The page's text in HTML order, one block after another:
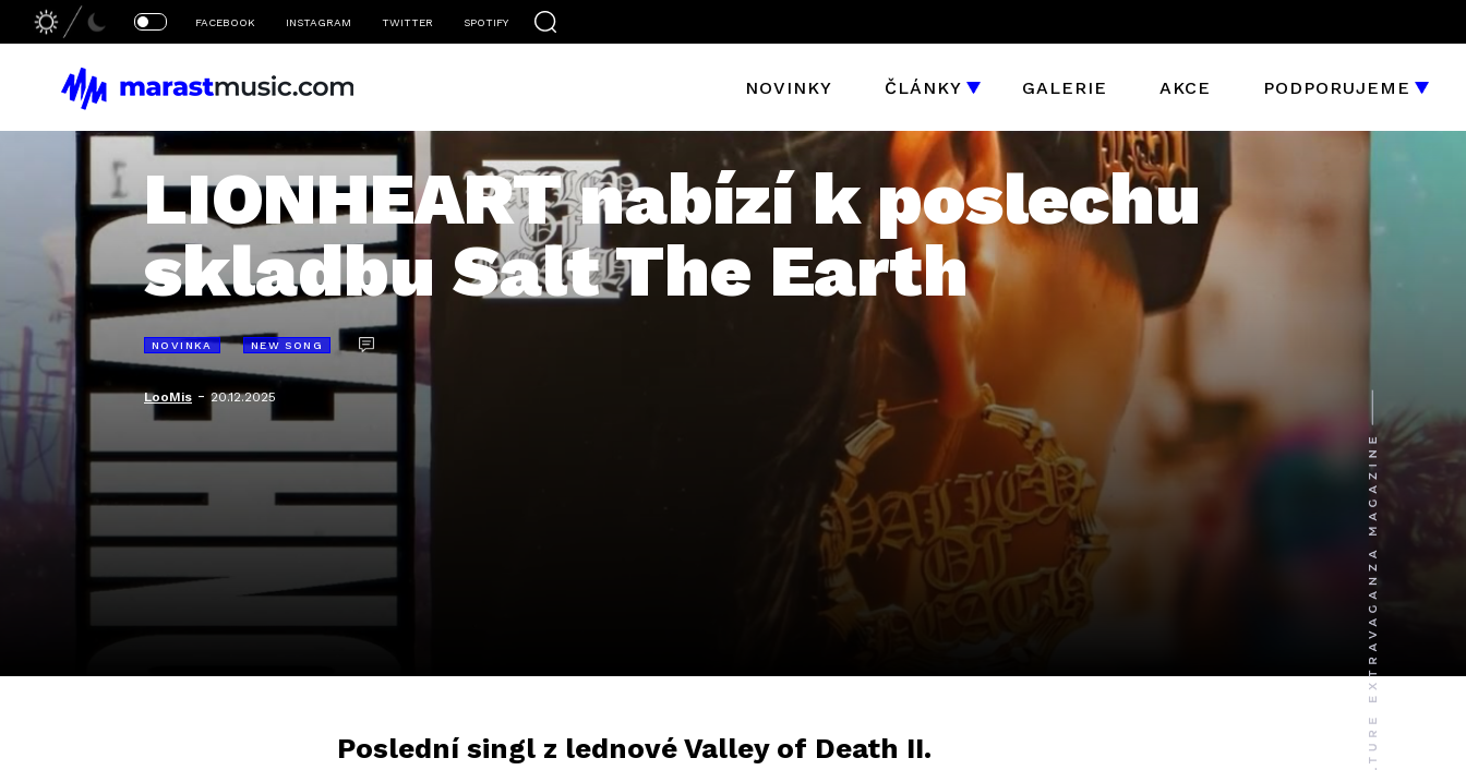
FACEBOOK INSTAGRAM TWITTER SPOTIFY
NOVINKY ČLÁNKY GALERIE AKCE PODPORUJEME
LIONHEART nabízí k poslechu
skladbu Salt The Earth
NOVINKA NEW SONG
LooMis - 20.12.2025
Poslední singl z lednové Valley of Death II.